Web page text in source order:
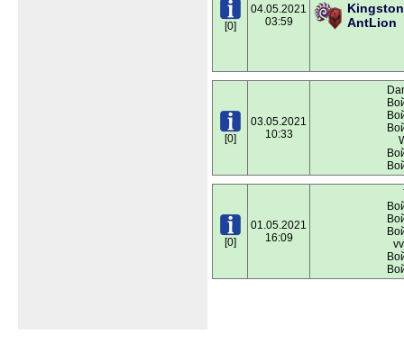
[0]
04.05.2021
03:59
Kingston
AntLion
[0]
03.05.2021
10:33
[0]
01.05.2021
16:09